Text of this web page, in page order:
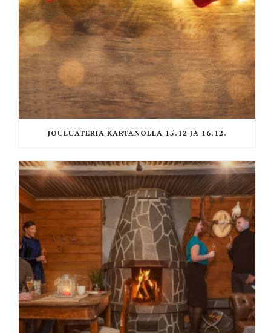
JOULUATERIA KARTANOLLA 15.12 JA 16.12.